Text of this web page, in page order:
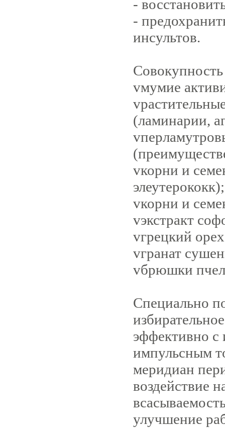
-
-
инсультов.
vмумие
v
(ламинарии,
v
vкорни и
элеутерококк);
vкорни и
vэкстракт
vгрецкий
vгранат
vбрюшки
Специально
эффективно с
импульсным
меридиан
воздействие
улучшение